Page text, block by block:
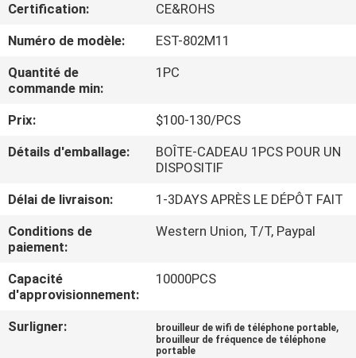
DE
NOUS
VISITE
DE
L'USINE
CONTRÔLE
DE
QUALITÉ
CONTACTEZ-
NOUS
Certification:
CE&ROHS
Numéro de modèle:
EST-802M11
Quantité de
commande min:
1PC
Prix:
$100-130/PCS
Détails d'emballage:
BOÎTE-CADEAU 1PCS POUR UN
DISPOSITIF
Délai de livraison:
1-3DAYS APRÈS LE DÉPÔT FAIT
Conditions de
paiement:
Western Union, T/T, Paypal
Capacité
d'approvisionnement:
10000PCS
Surligner: brouilleur de wifi de téléphone portable,
brouilleur de fréquence de téléphone
portable